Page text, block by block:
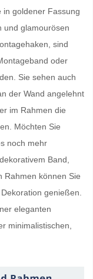
in goldener Fassung
und glamourösen
sind
oder
Sie sehen auch
der Wand angelehnt
im Rahmen die
Möchten Sie
noch mehr
Band,
Rahmen können Sie
genießen.
eleganten
minimalistischen,